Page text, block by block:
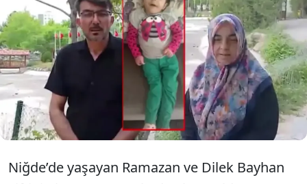
Belediye parkındaki havuza düşerek yatağa
mahkum olan çocuk, 7 yıl sonra öldü Acılı
aile, mahkemeden gelen “Tazminatı geri
ödeyin” tebligatıyla ikinci kez yıkıldı.
Niğde’de yaşayan Ramazan ve Dilek Bayhan